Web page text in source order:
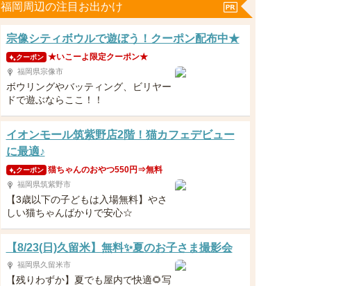
福岡周辺の注目お出かけ
宗像シティボウルで遊ぼう！クーポン配布中★
クーポン ★いこーよ限定クーポン★
福岡県宗像市
ボウリングやバッティング、ビリヤー
ドで遊ぶならここ！！
イオンモール筑紫野店2階！猫カフェデビュー
に最適♪
クーポン 猫ちゃんのおやつ550円⇒無料
福岡県筑紫野市
【3歳以下の子どもは入場無料】やさ
しい猫ちゃんばかりで安心☆
【8/23(日)久留米】無料✨夏のお子さま撮影会
福岡県久留米市
【残りわずか】夏でも屋内で快適🌻写